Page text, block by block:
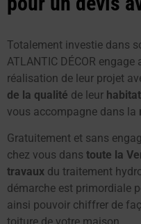
Totalement investie dans
ATLANTIC DÉCOR
réalisation de leur projet
de la qualité de leur habitat
vous accompagne dans la
Gratuitement et sans
chez vous dans toute la
travaux du traitement
démarche est primordiale
ainsi pouvoir chiffrer de